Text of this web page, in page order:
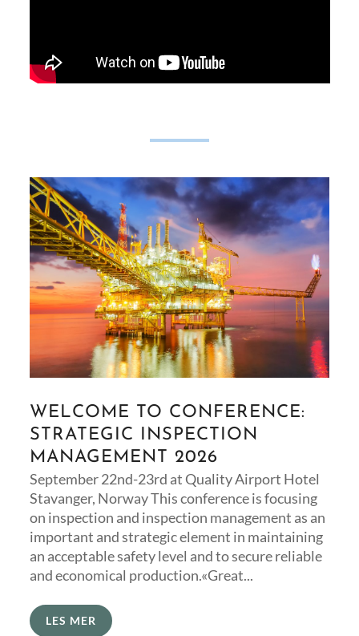
WELCOME TO CONFERENCE:
STRATEGIC INSPECTION
MANAGEMENT 2026
September 22nd-23rd at Quality Airport Hotel
Stavanger, Norway This conference is focusing
on inspection and inspection management as an
important and strategic element in maintaining
an acceptable safety level and to secure reliable
and economical production.«Great...
LES MER